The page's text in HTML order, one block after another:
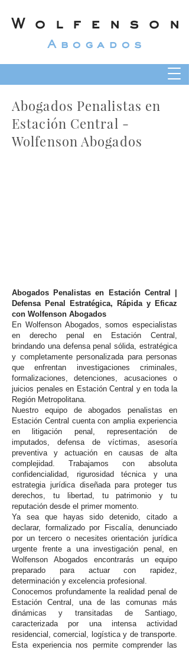
Wolfenson
Abogados
Abogados Penalistas en
Estación Central -
Wolfenson Abogados
Abogados Penalistas en Estación Central |
Defensa Penal Estratégica, Rápida y Eficaz
con Wolfenson Abogados
En Wolfenson Abogados, somos especialistas
en derecho penal en Estación Central,
brindando una defensa penal sólida, estratégica
y completamente personalizada para personas
que enfrentan investigaciones criminales,
formalizaciones, detenciones, acusaciones o
juicios penales en Estación Central y en toda la
Región Metropolitana.
Nuestro equipo de abogados penalistas en
Estación Central cuenta con amplia experiencia
en litigación penal, representación de
imputados, defensa de víctimas, asesoría
preventiva y actuación en causas de alta
complejidad. Trabajamos con absoluta
confidencialidad, rigurosidad técnica y una
estrategia jurídica diseñada para proteger tus
derechos, tu libertad, tu patrimonio y tu
reputación desde el primer momento.
Ya sea que hayas sido detenido, citado a
declarar, formalizado por Fiscalía, denunciado
por un tercero o necesites orientación jurídica
urgente frente a una investigación penal, en
Wolfenson Abogados encontrarás un equipo
preparado para actuar con rapidez,
determinación y excelencia profesional.
Conocemos profundamente la realidad penal de
Estación Central, una de las comunas más
dinámicas y transitadas de Santiago,
caracterizada por una intensa actividad
residencial, comercial, logística y de transporte.
Esta experiencia nos permite comprender las